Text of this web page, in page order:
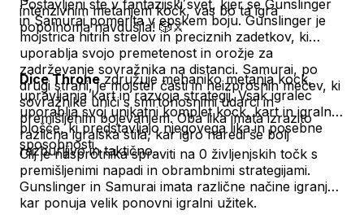
intenzivnim metanjem kock, vas bo ta igra
popolnoma navdušila! 🎲⚔️
Postavljeni ste v fantazijski svet, kjer se Gunslinger
in Samurai pomerita v epskem boju. Gunslinger je
mojstrica hitrih strelov in preciznih zadetkov, ki
uporablja svojo premetenost in orožje za
zadrževanje sovražnika na distanci. Samurai, po
drugi strani, je mojster časti in neizprosnih mečev, ki
sovražnike uniči s smrtonosnimi udarci in
premišljenim bojevanjem. Oba lika imata izrazito
različna igralska stila, kar igro naredi še bolj
razburljivo in taktično.
Dice Thronezdružuje mehaniko metanja kock,
upravljanja kart in razvoja strategij. Vsak igralec
uporablja svoj unikatni komplet kock, kart in igralne
plošče, ki predstavljajo njegovega lika in posebne
sposobnosti.
Cilj je nasprotnika spraviti na 0 življenjskih točk s
premišljenimi napadi in obrambnimi strategijami.
Gunslinger in Samurai imata različne načine igranja,
kar ponuja velik ponovni igralni užitek.